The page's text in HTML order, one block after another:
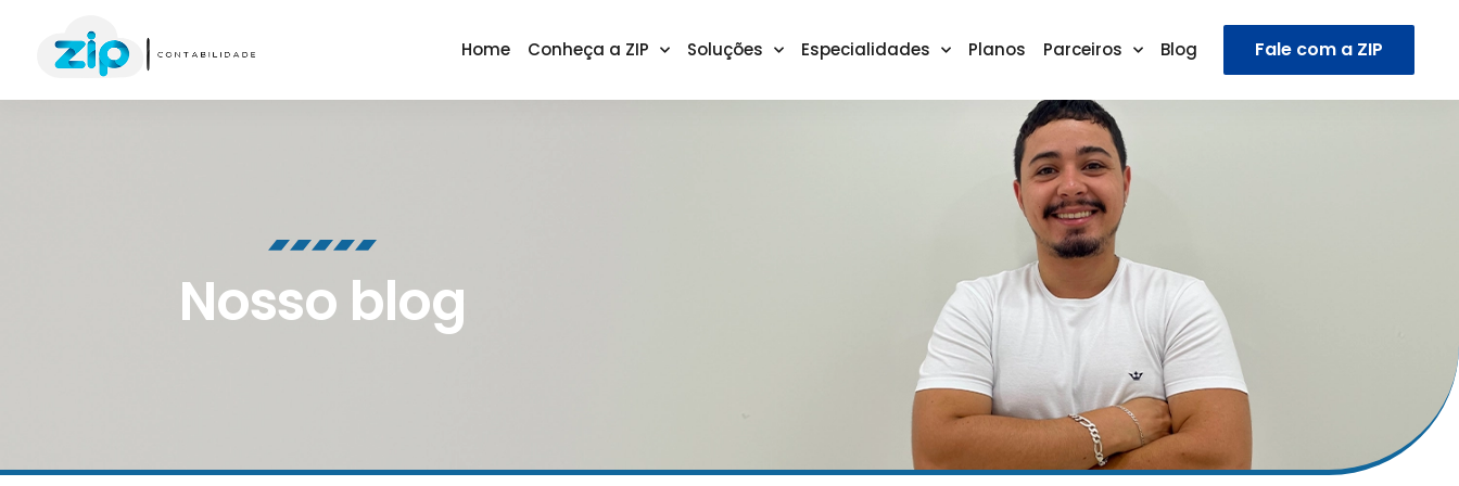
Home Conheça a ZIP Soluções Especialidades Planos Parceiros Blog Fale com a ZIP
Nosso blog